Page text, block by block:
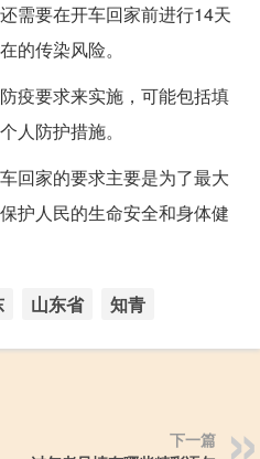
需要在开车回家前进行14天
的传染风险。
疫要求来实施，可能包括填
人防护措施。
回家的要求主要是为了最大
护人民的生命安全和身体健
山东省 知青
下一篇